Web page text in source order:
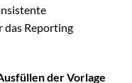
das Reporting
der Vorlage